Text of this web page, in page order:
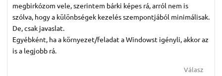
megbirkózom vele, szerintem bárki képes rá, arról nem is
szólva, hogy a különbségek kezelés szempontjából minimálisak.
De, csak javaslat.
Egyébként, ha a környezet/feladat a Windowst igényli, akkor az
is a legjobb rá.
Válasz